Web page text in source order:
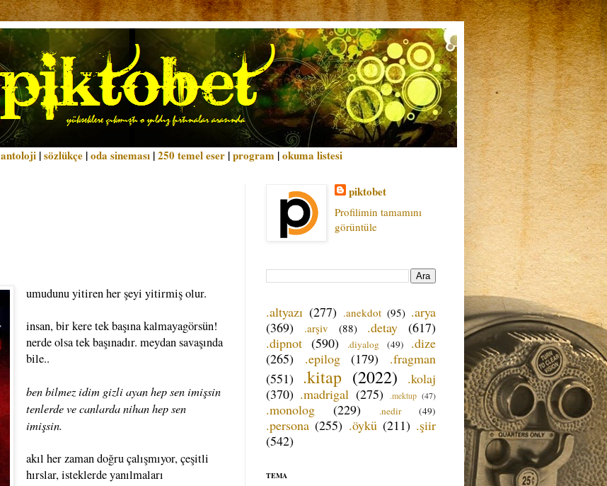
antoloji |sözlükçe |oda sineması |250 temel eser |program |okuma listesi
umudunu yitiren her şeyi yitirmiş olur.
insan, bir kere tek başına kalmayagörsün!
nerde olsa tek başınadır. meydan savaşında
bile..
ben bilmez idim gizli ayan hep sen imişsin
tenlerde ve canlarda nihan hep sen
imişsin.
akıl her zaman doğru çalışmıyor, çeşitli
hırslar, isteklerde yanılmaları
piktobet
Profilimin tamamını
görüntüle
.altyazı (277) .anekdot (95) .arya
(369)
.arşiv (88) .detay
(617)
.dipnot (590) .diyalog (49)
.dize
(265)
.epilog (179)
.fragman
(551) .kitap (2022)
.kolaj
(370) .madrigal (275) .mektup (47)
.monolog (229) .nedir (49)
.persona (255) .öykü (211) .şiir
(542)
TEMA